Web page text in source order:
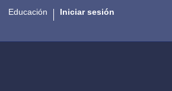
Educación Iniciar sesión